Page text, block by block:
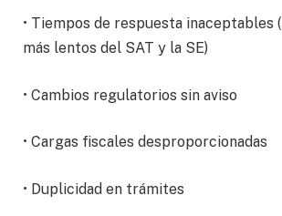
• Tiempos de respuesta inaceptables
más lentos del SAT y la SE)
• Cambios regulatorios sin aviso
• Cargas fiscales desproporcionadas
• Duplicidad en trámites